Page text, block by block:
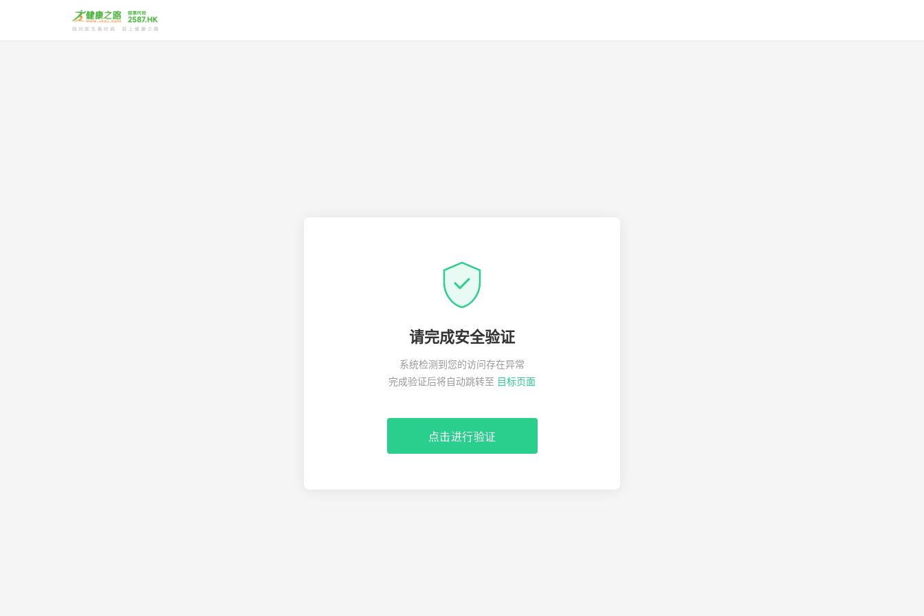
请完成安全验证
系统检测到您的访问存在异常
完成验证后将自动跳转至 目标页面
点击进行验证